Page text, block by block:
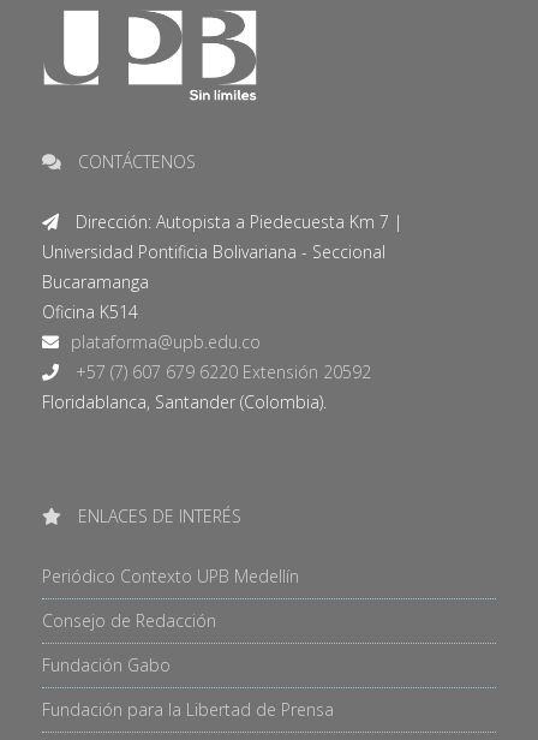
CONTÁCTENOS
Dirección: Autopista a Piedecuesta Km 7 |
Universidad Pontificia Bolivariana - Seccional
Bucaramanga
Oficina K514
+57 (7) 607 679 6220 Extensión 20592
Floridablanca, Santander (Colombia).
ENLACES DE INTERÉS
Periódico Contexto UPB Medellín
Consejo de Redacción
Fundación Gabo
Fundación para la Libertad de Prensa